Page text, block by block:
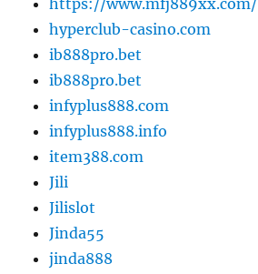
https://www.mfj889xx.com/
hyperclub-casino.com
ib888pro.bet
ib888pro.bet
infyplus888.com
infyplus888.info
item388.com
Jili
Jilislot
Jinda55
jinda888